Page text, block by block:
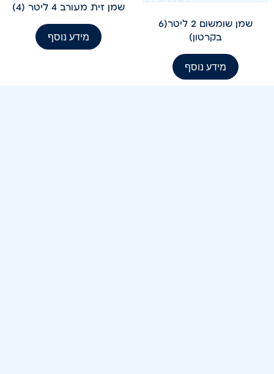
שמן שומשום 2 ליטר(6
בקרטון)
מידע נוסף
שמן זית מעורב 4 ליטר (4)
מידע נוסף